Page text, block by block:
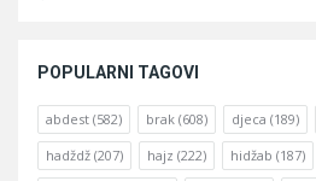
POPULARNI TAGOVI
abdest (582) brak (608) djeca (189)
hadždž (207) hajz (222) hidžab (187)